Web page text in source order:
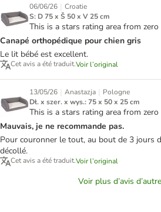
06/06/26 | Croatie
S: D 75 x Š 50 x V 25 cm
This is a stars rating area from
Canapé orthopédique pour chien gris
Le lit bébé est excellent.
Cet avis a été traduit.Voir l’original
13/05/26 | Anastazja | Pologne
Dł. x szer. x wys.: 75 x 50 x 25 cm
This is a stars rating area from
Mauvais, je ne recommande pas.
Pour couronner le tout, au bout de 3 jours
décollé.
Cet avis a été traduit.Voir l’original
Voir plus d’avis